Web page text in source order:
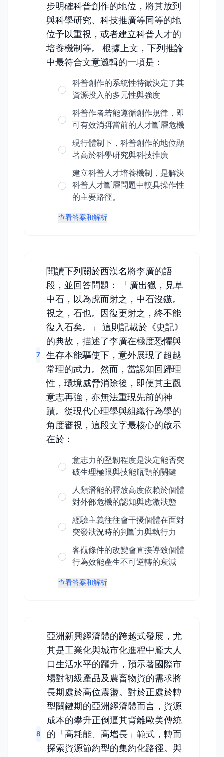
步明確科普創作的地位，將其放到
與科學研究、科技推廣等同等的地
位予以重視，或者建立科普人才的
培養機制等。 根據上文，下列推論
中最符合文意邏輯的一項是：
科普創作的系統性特徵決定了其
資源投入的多元性與強度
科普作者若能遵循創作規律，即
可有效消弭當前的人才斷層危機
現行體制下，科普創作的地位顯
著高於科學研究與科技推廣
建立科普人才培養機制，是解決
科普人才斷層問題中較具操作性
的主要路徑。
查看答案和解析
7
閱讀下列關於西漢名將李廣的語
段，並回答問題： 「廣出獵，見草
中石，以為虎而射之，中石沒鏃。
視之，石也。因復更射之，終不能
復入石矣。」 這則記載於《史記》
的典故，描述了李廣在極度恐懼與
生存本能驅使下，意外展現了超越
常理的武力。然而，當認知回歸理
性，環境威脅消除後，即便其主觀
意志再強，亦無法重現先前的神
蹟。從現代心理學與組織行為學的
角度審視，這段文字最核心的啟示
在於：
意志力的堅韌程度是決定能否突
破生理極限與技能瓶頸的關鍵
人類潛能的釋放高度依賴於個體
對外部危機的認知與應激狀態
經驗主義往往會干擾個體在面對
突發狀況時的判斷力與執行力
客觀條件的改變會直接導致個體
行為效能產生不可逆轉的衰減
查看答案和解析
8
亞洲新興經濟體的跨越式發展，尤
其是工業化與城市化進程中龐大人
口生活水平的躍升，預示著國際市
場對初級產品及農畜物資的需求將
長期處於高位震盪。對於正處於轉
型關鍵期的亞洲經濟體而言，資源
成本的攀升正倒逼其背離歐美傳統
的「高耗能、高增長」範式，轉而
探索資源節約型的集約化路徑。與